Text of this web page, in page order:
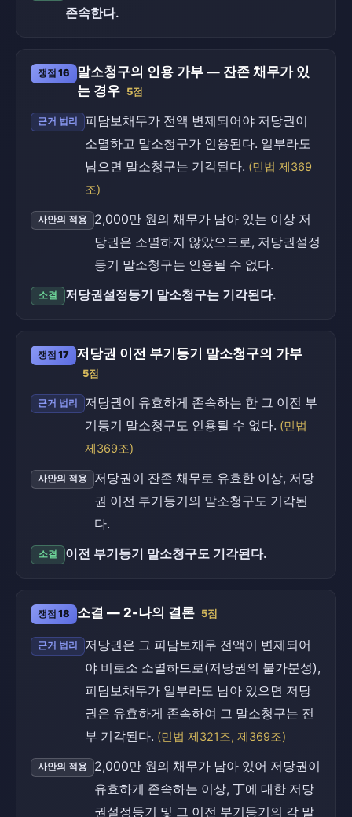
존속한다.
쟁점 16
말소청구의 인용 가부 — 잔존 채무가 있
는 경우 5점
근거 법리
피담보채무가 전액 변제되어야 저당권이
소멸하고 말소청구가 인용된다. 일부라도
남으면 말소청구는 기각된다. (민법 제369
조)
사안의 적용
2,000만 원의 채무가 남아 있는 이상 저
당권은 소멸하지 않았으므로, 저당권설정
등기 말소청구는 인용될 수 없다.
소결 저당권설정등기 말소청구는 기각된다.
쟁점 17 저당권 이전 부기등기 말소청구의 가부
5점
근거 법리
저당권이 유효하게 존속하는 한 그 이전 부
기등기 말소청구도 인용될 수 없다. (민법
제369조)
사안의 적용
저당권이 잔존 채무로 유효한 이상, 저당
권 이전 부기등기의 말소청구도 기각된
다.
소결 이전 부기등기 말소청구도 기각된다.
쟁점 18 소결 — 2-나의 결론 5점
근거 법리
저당권은 그 피담보채무 전액이 변제되어
야 비로소 소멸하므로(저당권의 불가분성),
피담보채무가 일부라도 남아 있으면 저당
권은 유효하게 존속하여 그 말소청구는 전
부 기각된다. (민법 제321조, 제369조)
사안의 적용
2,000만 원의 채무가 남아 있어 저당권이
유효하게 존속하는 이상, 丁에 대한 저당
권설정등기 및 그 이전 부기등기의 각 말